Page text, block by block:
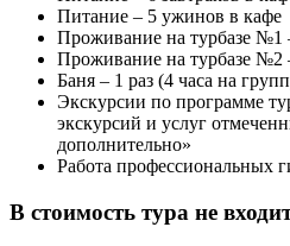
Питание – 5 ужинов в кафе
Проживание на турбазе №1
Проживание на турбазе №2
Баня – 1 раз (4 часа на
Экскурсии по программе
экскурсий и услуг
дополнительно»
Работа профессиональных
В стоимость тура не